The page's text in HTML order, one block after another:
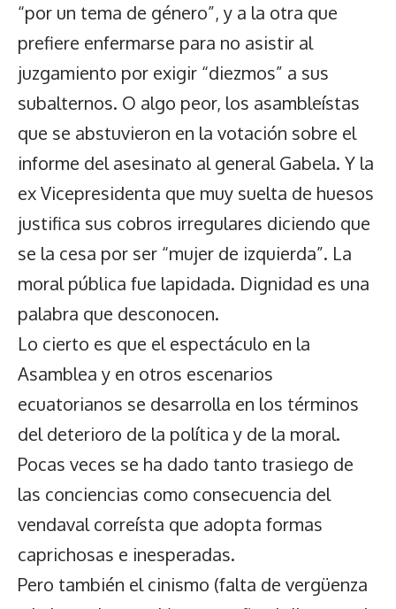
“por un tema de género”, y a la otra que
prefiere enfermarse para no asistir al
juzgamiento por exigir “diezmos” a sus
subalternos. O algo peor, los asambleístas
que se abstuvieron en la votación sobre el
informe del asesinato al general Gabela. Y la
ex Vicepresidenta que muy suelta de huesos
justifica sus cobros irregulares diciendo que
se la cesa por ser “mujer de izquierda”. La
moral pública fue lapidada. Dignidad es una
palabra que desconocen.
Lo cierto es que el espectáculo en la
Asamblea y en otros escenarios
ecuatorianos se desarrolla en los términos
del deterioro de la política y de la moral.
Pocas veces se ha dado tanto trasiego de
las conciencias como consecuencia del
vendaval correísta que adopta formas
caprichosas e inesperadas.
Pero también el cinismo (falta de vergüenza